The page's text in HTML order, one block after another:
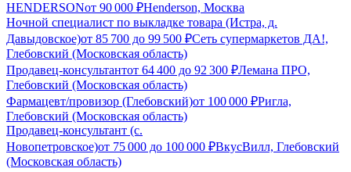
HENDERSONот 90 000 ₽Henderson, Москва
Ночной специалист по выкладке товара (Истра, д.
Давыдовское)от 85 700 до 99 500 ₽Сеть супермаркетов ДА!,
Глебовский (Московская область)
Продавец-консультантот 64 400 до 92 300 ₽Лемана ПРО,
Глебовский (Московская область)
Фармацевт/провизор (Глебовский)от 100 000 ₽Ригла,
Глебовский (Московская область)
Продавец-консультант (с.
Новопетровское)от 75 000 до 100 000 ₽ВкусВилл, Глебовский
(Московская область)